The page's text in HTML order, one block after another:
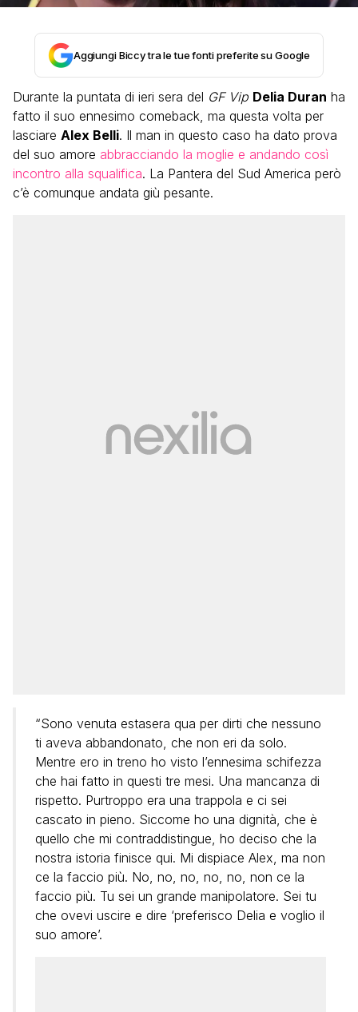
Aggiungi Biccy tra le tue fonti preferite su Google
Durante la puntata di ieri sera del GF Vip Delia Duran ha
fatto il suo ennesimo comeback, ma questa volta per
lasciare Alex Belli. Il man in questo caso ha dato prova
del suo amore abbracciando la moglie e andando così
incontro alla squalifica. La Pantera del Sud America però
c’è comunque andata giù pesante.
“Sono venuta estasera qua per dirti che nessuno
ti aveva abbandonato, che non eri da solo.
Mentre ero in treno ho visto l’ennesima schifezza
che hai fatto in questi tre mesi. Una mancanza di
rispetto. Purtroppo era una trappola e ci sei
cascato in pieno. Siccome ho una dignità, che è
quello che mi contraddistingue, ho deciso che la
nostra istoria finisce qui. Mi dispiace Alex, ma non
ce la faccio più. No, no, no, no, no, non ce la
faccio più. Tu sei un grande manipolatore. Sei tu
che ovevi uscire e dire ‘preferisco Delia e voglio il
suo amore’.